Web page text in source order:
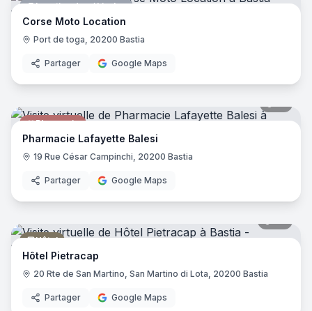
Location de véhicules
Corse Moto Location
Port de toga, 20200 Bastia
Partager Google Maps
Pharmacie
Pharmacie Lafayette Balesi
19 Rue César Campinchi, 20200 Bastia
Partager Google Maps
Hôtel
Hôtel Pietracap
20 Rte de San Martino, San Martino di Lota, 20200 Bastia
Partager Google Maps